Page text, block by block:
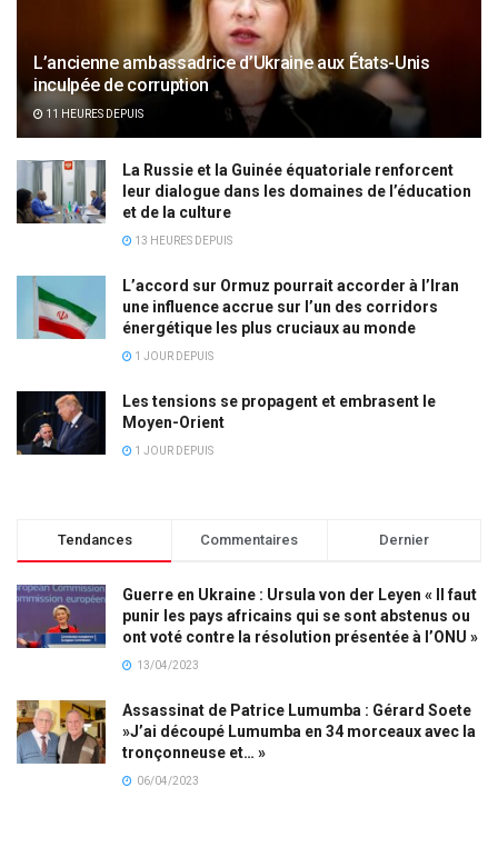
L’ancienne ambassadrice d’Ukraine aux États-Unis
inculpée de corruption
11 HEURES DEPUIS
La Russie et la Guinée équatoriale renforcent
leur dialogue dans les domaines de l’éducation
et de la culture
13 HEURES DEPUIS
L’accord sur Ormuz pourrait accorder à l’Iran
une influence accrue sur l’un des corridors
énergétique les plus cruciaux au monde
1 JOUR DEPUIS
Les tensions se propagent et embrasent le
Moyen-Orient
1 JOUR DEPUIS
Tendances Commentaires Dernier
Guerre en Ukraine : Ursula von der Leyen « Il faut
punir les pays africains qui se sont abstenus ou
ont voté contre la résolution présentée à l’ONU »
13/04/2023
Assassinat de Patrice Lumumba : Gérard Soete
»J’ai découpé Lumumba en 34 morceaux avec la
tronçonneuse et… »
06/04/2023